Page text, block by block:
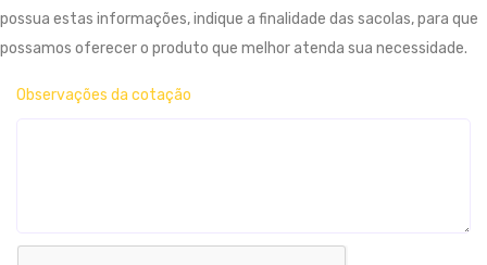
possua estas informações, indique a finalidade das sacolas, para que
possamos oferecer o produto que melhor atenda sua necessidade.
Observações da cotação